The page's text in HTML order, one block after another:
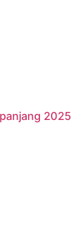
2025